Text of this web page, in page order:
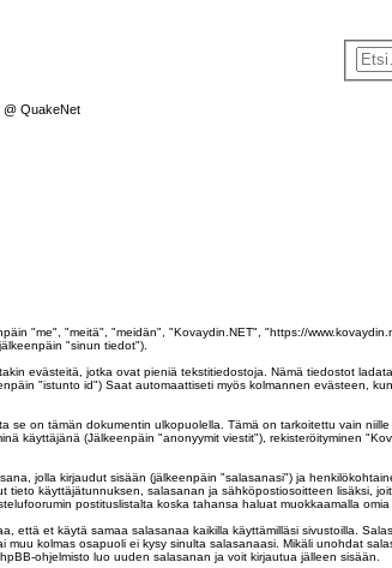
@ QuakeNet
"me", "meitä", "meidän", "Kovaydin.NET", "https://
"sinun tiedot").
evästeitä, jotka ovat pieniä tekstitiedostoja. Nämä tiedostot
"istunto id") Saat automaattiseti myös kolmannen evästeen,
on tämän dokumentin ulkopuolella. Tämä on tarkoitettu vain
käyttäjänä (Jälkeenpäin "anonyymit viestit"), rekisteröityminen
jolla kirjaudut sisään (jälkeenpäin "salasanasi") ja
käyttäjätunnuksen, salasanan ja sähköpostiosoitteen lisäksi,
postituslistalta koska tahansa haluat muokkaamalla omia
et käytä samaa salasanaa kaikilla käyttämilläsi sivustoilla.
kolmas osapuoli ei kysy sinulta salasanaasi. Mikäli unohdat
ohjelmisto luo uuden salasanan ja voit kirjautua jälleen sisään.